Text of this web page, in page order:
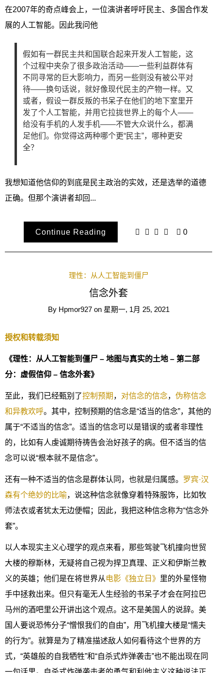
在2007年的奇点峰会上，一位演讲者呼吁民主、多国合作发
展的人工智能。因此我问他
假如有一群民主共和国联合起来开发人工智能，这
个过程中夹杂了很多政治活动——一些利益群体有
不同寻常的巨大影响力，而另一些则没有被公平对
待——换句话说，就好像现代民主的产物一样。又
或者，假设一群反叛的书呆子在他们的地下室里开
发了个人工智能，并用它拉拢世界上的每个人——
给没有手机的人发手机——不管大众说什么，都满
足他们。你觉得这两种哪个更“民主”，哪种更安
全？
我想知道他信仰的到底是民主政治的实效，还是选举的道德
正确。但那个演讲者却回...
Continue Reading 0
理性：从人工智能到僵尸
信念外套
By Hpmor927 on 星期一, 1月 25, 2021
授权和转载须知
《理性：从人工智能到僵尸 – 地图与真实的土地 – 第二部
分：虚假信仰 – 信念外套》
至此，我们已经甄别了控制预期 ， 对信念的信念， 伪称信念
和异教欢呼。其中，控制预期的信念是“适当的信念”，其他的
属于“不适当的信念”。适当的信念可以是错误的或者非理性
的，比如有人虔诚期待祷告会治好孩子的病。但不适当的信
念可以说“根本就不是信念”。
还有一种不适当的信念是群体认同，也就是归属感。 罗宾·汉
森有个绝妙的比喻，说这种信念就像穿着特殊服饰，比如牧
师法衣或者犹太无边便帽；因此，我把这种信念称为“信念外
套”。
以人本现实主义心理学的观点来看，那些驾驶飞机撞向世贸
大楼的穆斯林，无疑将自己视为捍卫真理、正义和伊斯兰教
义的英雄；他们是在将世界从 电影《独立日》 里的外星怪物
手中拯救出来。但只有毫无人生经验的书呆子才会在阿拉巴
马州的酒吧里公开讲出这个观点。这不是美国人的说辞。美
国人要说恐怖分子“憎恨我们的自由”，用飞机撞大楼是“懦夫
的行为”。就算是为了精准描述敌人如何看待这个世界的方
式，“英雄般的自我牺牲”和“自杀式炸弹袭击”也不能出现在同